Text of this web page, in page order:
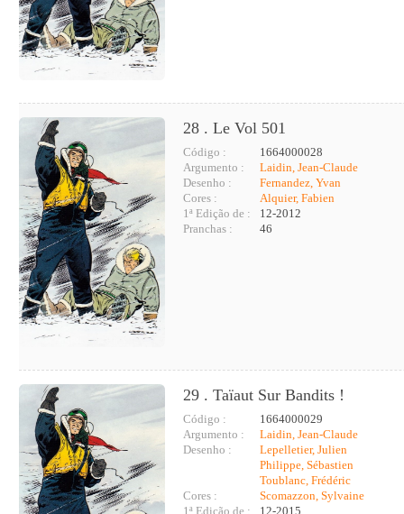
28 . Le Vol 501
Código :
1664000028
Argumento :
Laidin, Jean-Claude
Desenho :
Fernandez, Yvan
Cores :
Alquier, Fabien
1ª Edição de :
12-2012
Pranchas :
46
29 . Taïaut Sur Bandits !
Código :
1664000029
Argumento :
Laidin, Jean-Claude
Desenho :
Lepelletier, Julien
Philippe, Sébastien
Toublanc, Frédéric
Cores :
Scomazzon, Sylvaine
1ª Edição de :
12-2015